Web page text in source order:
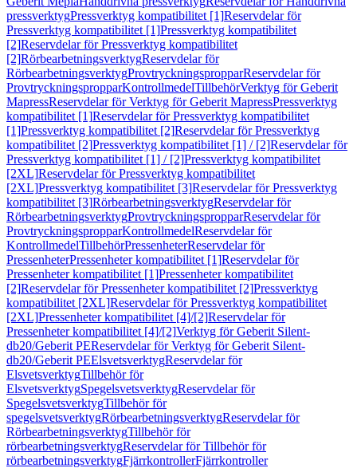
pressverktygPressverktyg kompatibilitet [1]Reservdelar för
Pressverktyg kompatibilitet [1]Pressverktyg kompatibilitet
[2]Reservdelar för Pressverktyg kompatibilitet
[2]RörbearbetningsverktygReservdelar för
RörbearbetningsverktygProvtryckningspropparReservdelar för
ProvtryckningspropparKontrollmedelTillbehörVerktyg för Geberit
MapressReservdelar för Verktyg för Geberit MapressPressverktyg
kompatibilitet [1]Reservdelar för Pressverktyg kompatibilitet
[1]Pressverktyg kompatibilitet [2]Reservdelar för Pressverktyg
kompatibilitet [2]Pressverktyg kompatibilitet [1] / [2]Reservdelar för
Pressverktyg kompatibilitet [1] / [2]Pressverktyg kompatibilitet
[2XL]Reservdelar för Pressverktyg kompatibilitet
[2XL]Pressverktyg kompatibilitet [3]Reservdelar för Pressverktyg
kompatibilitet [3]RörbearbetningsverktygReservdelar för
RörbearbetningsverktygProvtryckningspropparReservdelar för
ProvtryckningspropparKontrollmedelReservdelar för
KontrollmedelTillbehörPressenheterReservdelar för
PressenheterPressenheter kompatibilitet [1]Reservdelar för
Pressenheter kompatibilitet [1]Pressenheter kompatibilitet
[2]Reservdelar för Pressenheter kompatibilitet [2]Pressverktyg
kompatibilitet [2XL]Reservdelar för Pressverktyg kompatibilitet
[2XL]Pressenheter kompatibilitet [4]/[2]Reservdelar för
Pressenheter kompatibilitet [4]/[2]Verktyg för Geberit Silent-
db20/Geberit PEReservdelar för Verktyg för Geberit Silent-
db20/Geberit PEElsvetsverktygReservdelar för
ElsvetsverktygTillbehör för
ElsvetsverktygSpegelsvetsverktygReservdelar för
SpegelsvetsverktygTillbehör för
spegelsvetsverktygRörbearbetningsverktygReservdelar för
RörbearbetningsverktygTillbehör för
rörbearbetningsverktygReservdelar för Tillbehör för
rörbearbetningsverktygFjärrkontrollerFjärrkontroller